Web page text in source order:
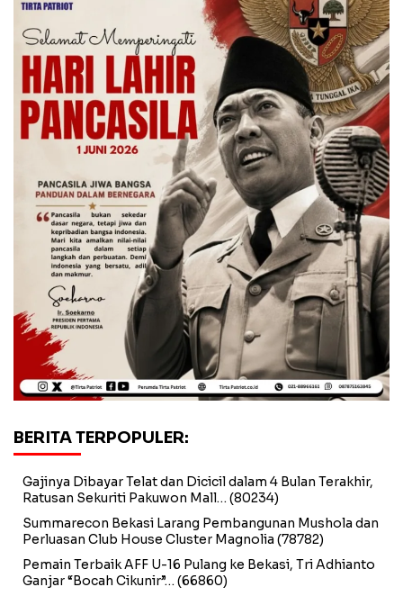
BERITA TERPOPULER:
Gajinya Dibayar Telat dan Dicicil dalam 4 Bulan Terakhir,
Ratusan Sekuriti Pakuwon Mall… (80234)
Summarecon Bekasi Larang Pembangunan Mushola dan
Perluasan Club House Cluster Magnolia (78782)
Pemain Terbaik AFF U-16 Pulang ke Bekasi, Tri Adhianto
Ganjar “Bocah Cikunir”… (66860)